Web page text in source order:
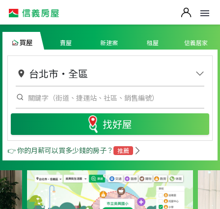
買屋 賣屋 新建案 租屋 信義居家
台北市 ・ 全區
找好屋
👉 你的月薪可以買多少錢的房子？ 推薦